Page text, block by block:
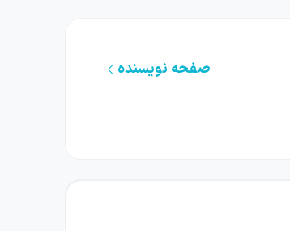
صفحه نویسنده